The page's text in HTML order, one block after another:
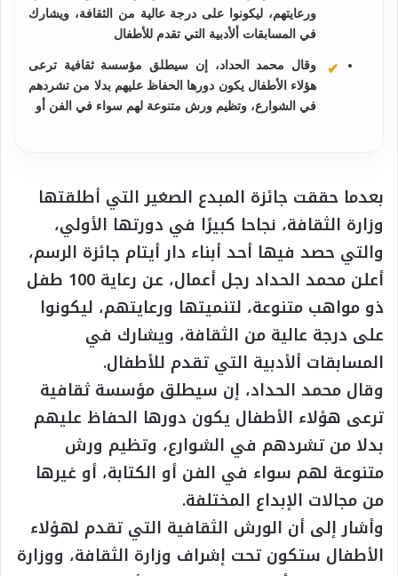
ورعايتهم، ليكونوا على درجة عالية من الثقافة، ويشارك
في المسابقات ألأدبية التي تقدم للأطفال
وقال محمد الحداد، إن سيطلق مؤسسة ثقافية ترعى
هؤلاء الأطفال يكون دورها الحفاظ عليهم بدلا من تشردهم
في الشوارع، وتظيم ورش متنوعة لهم سواء في الفن أو
بعدما حققت جائزة المبدع الصغير التي أطلقتها
وزارة الثقافة، نجاحا كبيرًا في دورتها الأولي،
والتي حصد فيها أحد أبناء دار أيتام جائزة الرسم،
أعلن محمد الحداد رجل أعمال، عن رعاية 100 طفل
ذو مواهب متنوعة، لتنميتها ورعايتهم، ليكونوا
على درجة عالية من الثقافة، ويشارك في
المسابقات ألأدبية التي تقدم للأطفال.
وقال محمد الحداد، إن سيطلق مؤسسة ثقافية
ترعى هؤلاء الأطفال يكون دورها الحفاظ عليهم
بدلا من تشردهم في الشوارع، وتظيم ورش
متنوعة لهم سواء في الفن أو الكتابة، أو غيرها
من مجالات الإبداع المختلفة.
وأشار إلى أن الورش الثقافية التي تقدم لهؤلاء
الأطفال ستكون تحت إشراف وزارة الثقافة، ووزارة